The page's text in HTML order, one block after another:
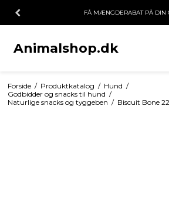
FÅ MÆNGDERABAT PÅ DIN
Animalshop.dk
Forside / Produktkatalog / Hund /
Godbidder og snacks til hund /
Naturlige snacks og tyggeben / Biscuit Bone